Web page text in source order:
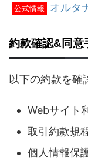
公式情報 オルタ
約款確認&同意
以下の約款を確
Webサイト
取引約款規
個人情報保